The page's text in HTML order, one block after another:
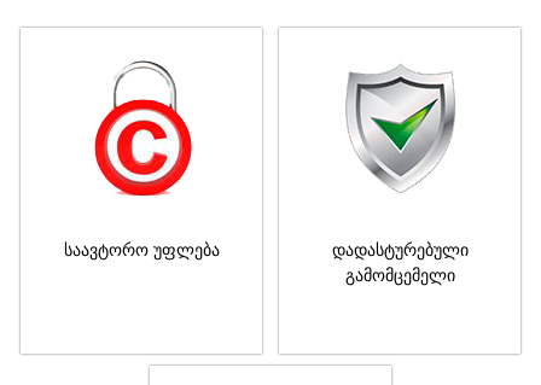
საავტორო უფლება
დადასტურებული
გამომცემელი